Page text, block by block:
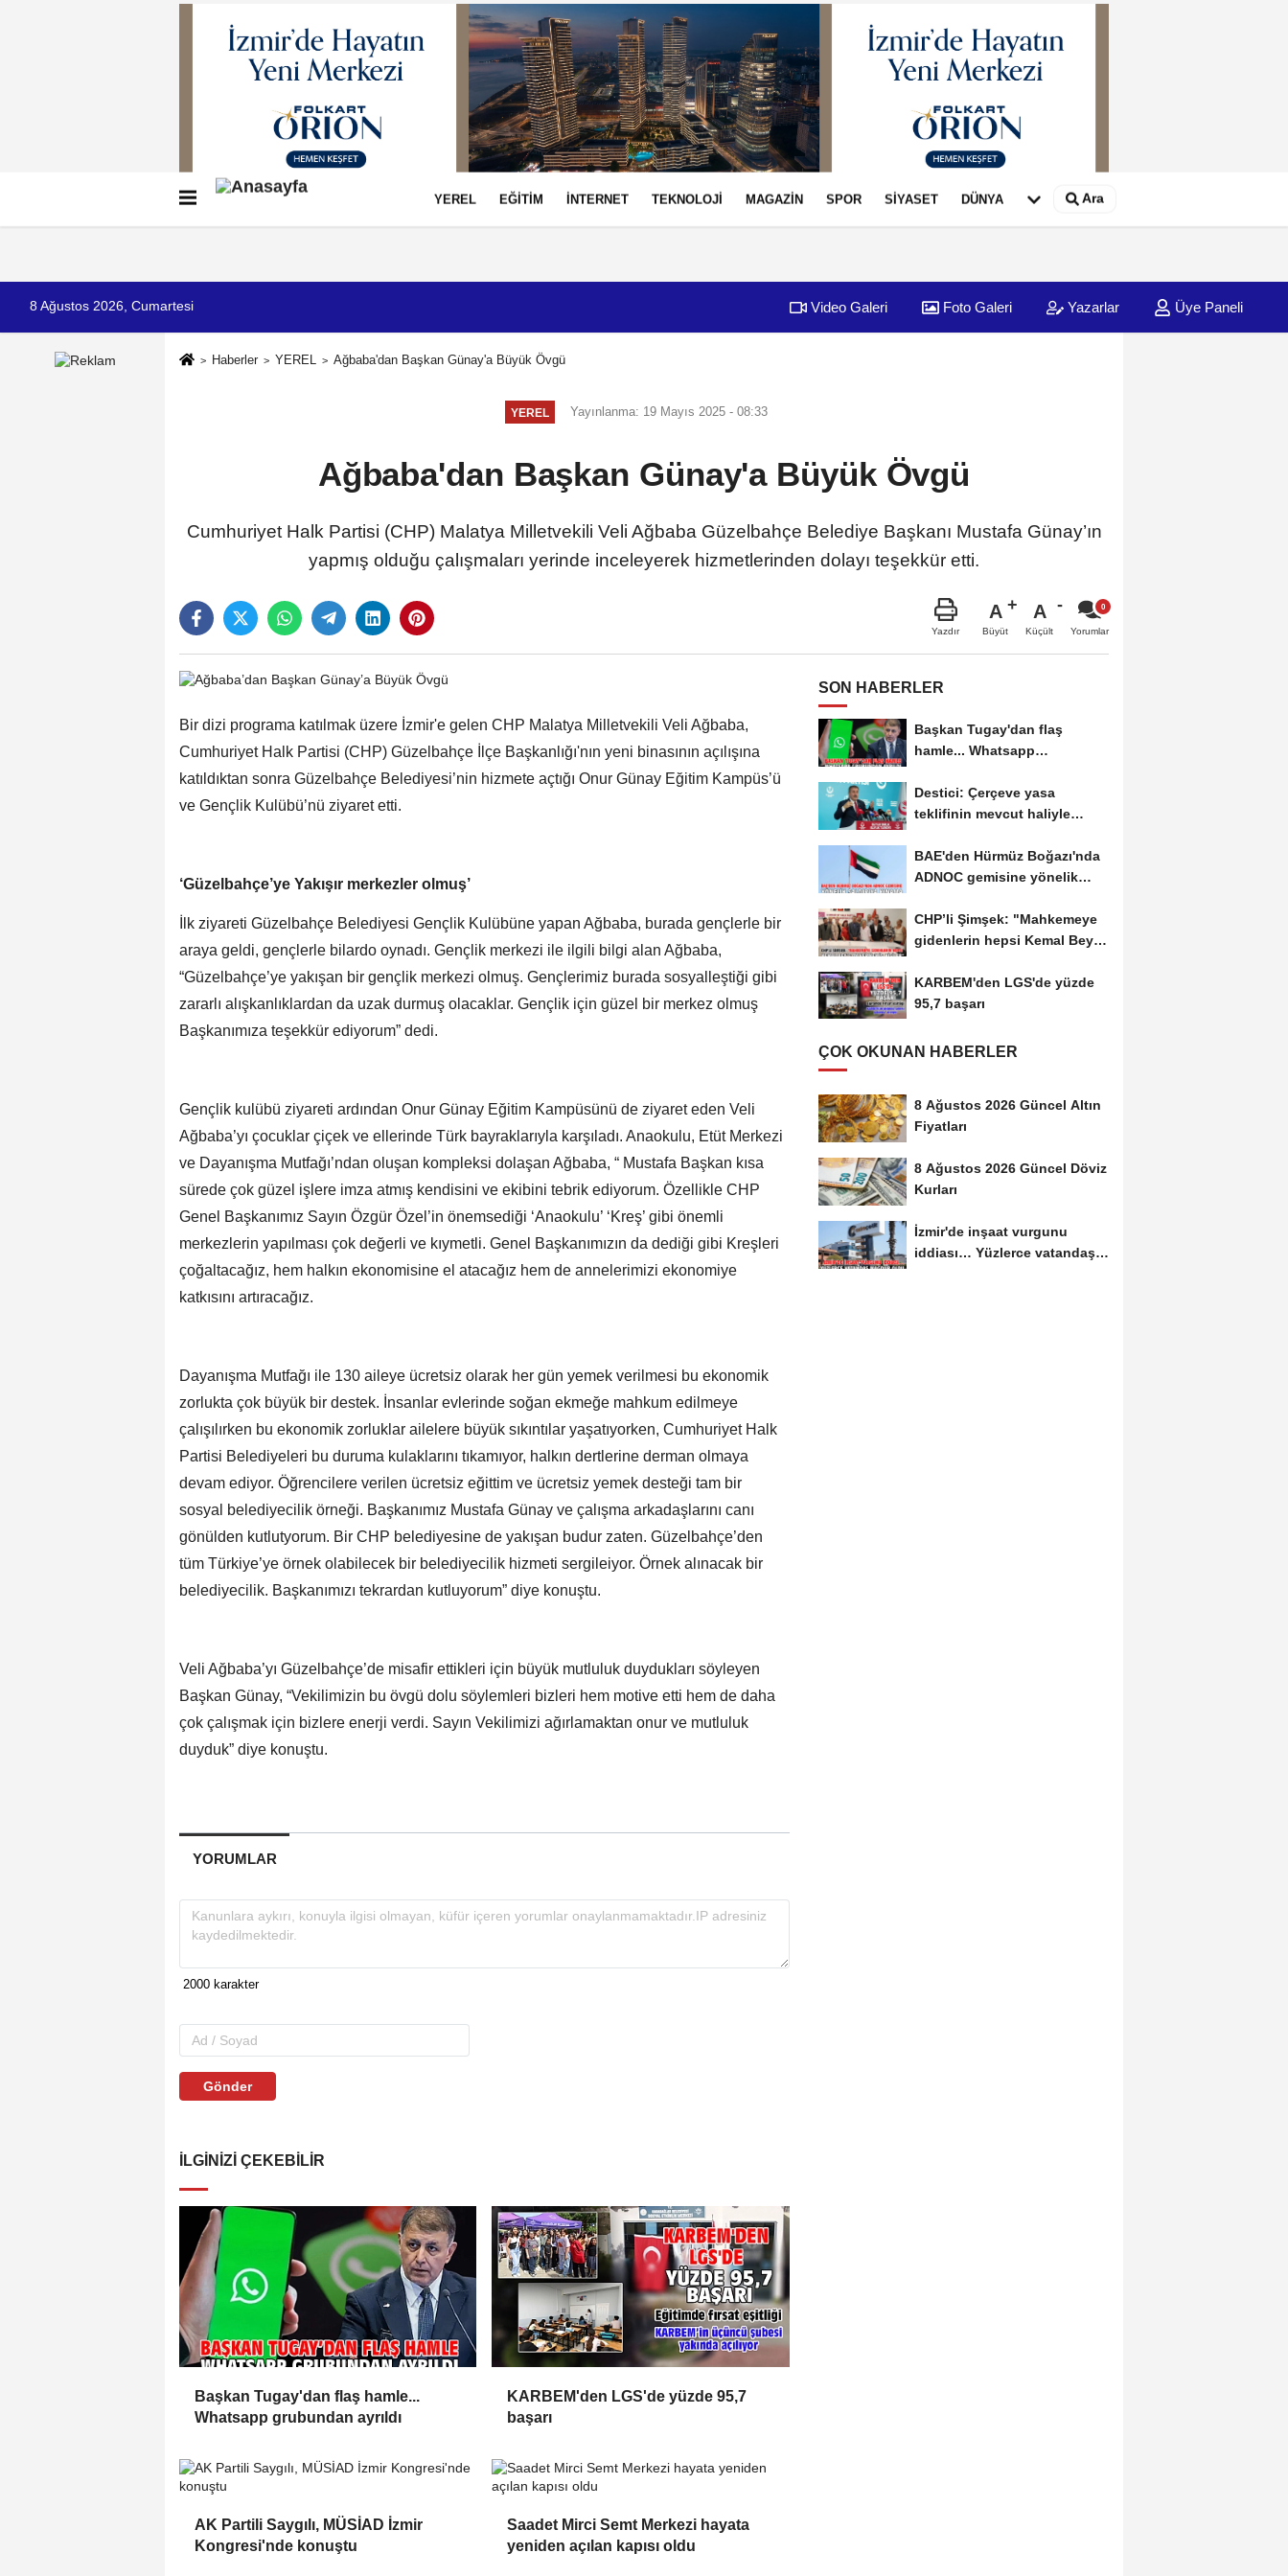
Künye Gizlilik İlkeleri
YEREL EĞİTİM İNTERNET TEKNOLOJİ MAGAZİN SPOR SİYASET DÜNYA Ara
8 Ağustos 2026, Cumartesi Video Galeri Foto Galeri Yazarlar Üye Paneli
Haberler YEREL Ağbaba'dan Başkan Günay'a Büyük Övgü
YEREL Yayınlanma: 19 Mayıs 2025 - 08:33
Ağbaba'dan Başkan Günay'a Büyük Övgü
Cumhuriyet Halk Partisi (CHP) Malatya Milletvekili Veli Ağbaba Güzelbahçe Belediye Başkanı Mustafa Günay’ın
yapmış olduğu çalışmaları yerinde inceleyerek hizmetlerinden dolayı teşekkür etti.
Yazdır
A
Büyüt
A
Küçült Yorumlar
Bir dizi programa katılmak üzere İzmir'e gelen CHP Malatya Milletvekili Veli Ağbaba,
Cumhuriyet Halk Partisi (CHP) Güzelbahçe İlçe Başkanlığı'nın yeni binasının açılışına
katıldıktan sonra Güzelbahçe Belediyesi’nin hizmete açtığı Onur Günay Eğitim Kampüs’ü
ve Gençlik Kulübü’nü ziyaret etti.
‘Güzelbahçe’ye Yakışır merkezler olmuş’
İlk ziyareti Güzelbahçe Belediyesi Gençlik Kulübüne yapan Ağbaba, burada gençlerle bir
araya geldi, gençlerle bilardo oynadı. Gençlik merkezi ile ilgili bilgi alan Ağbaba,
“Güzelbahçe’ye yakışan bir gençlik merkezi olmuş. Gençlerimiz burada sosyalleştiği gibi
zararlı alışkanlıklardan da uzak durmuş olacaklar. Gençlik için güzel bir merkez olmuş
Başkanımıza teşekkür ediyorum” dedi.
Gençlik kulübü ziyareti ardından Onur Günay Eğitim Kampüsünü de ziyaret eden Veli
Ağbaba’yı çocuklar çiçek ve ellerinde Türk bayraklarıyla karşıladı. Anaokulu, Etüt Merkezi
ve Dayanışma Mutfağı’ndan oluşan kompleksi dolaşan Ağbaba, “ Mustafa Başkan kısa
sürede çok güzel işlere imza atmış kendisini ve ekibini tebrik ediyorum. Özellikle CHP
Genel Başkanımız Sayın Özgür Özel’in önemsediği ‘Anaokulu’ ‘Kreş’ gibi önemli
merkezlerin yapılması çok değerli ve kıymetli. Genel Başkanımızın da dediği gibi Kreşleri
çoğaltacağız, hem halkın ekonomisine el atacağız hem de annelerimizi ekonomiye
katkısını artıracağız.
Dayanışma Mutfağı ile 130 aileye ücretsiz olarak her gün yemek verilmesi bu ekonomik
zorlukta çok büyük bir destek. İnsanlar evlerinde soğan ekmeğe mahkum edilmeye
çalışılırken bu ekonomik zorluklar ailelere büyük sıkıntılar yaşatıyorken, Cumhuriyet Halk
Partisi Belediyeleri bu duruma kulaklarını tıkamıyor, halkın dertlerine derman olmaya
devam ediyor. Öğrencilere verilen ücretsiz eğittim ve ücretsiz yemek desteği tam bir
sosyal belediyecilik örneği. Başkanımız Mustafa Günay ve çalışma arkadaşlarını canı
gönülden kutlutyorum. Bir CHP belediyesine de yakışan budur zaten. Güzelbahçe’den
tüm Türkiye’ye örnek olabilecek bir belediyecilik hizmeti sergileiyor. Örnek alınacak bir
belediyecilik. Başkanımızı tekrardan kutluyorum” diye konuştu.
Veli Ağbaba’yı Güzelbahçe’de misafir ettikleri için büyük mutluluk duydukları söyleyen
Başkan Günay, “Vekilimizin bu övgü dolu söylemleri bizleri hem motive etti hem de daha
çok çalışmak için bizlere enerji verdi. Sayın Vekilimizi ağırlamaktan onur ve mutluluk
duyduk” diye konuştu.
YORUMLAR
Gönder
İLGINIZI ÇEKEBILIR
Başkan Tugay'dan flaş hamle...
Whatsapp grubundan ayrıldı
KARBEM'den LGS'de yüzde 95,7
başarı
AK Partili Saygılı, MÜSİAD İzmir
Kongresi'nde konuştu
Saadet Mirci Semt Merkezi hayata
yeniden açılan kapısı oldu
SON HABERLER
Başkan Tugay'dan flaş
hamle... Whatsapp
Destici: Çerçeve yasa
teklifinin mevcut haliyle
BAE'den Hürmüz Boğazı'nda
ADNOC gemisine yönelik
CHP’li Şimşek: "Mahkemeye
gidenlerin hepsi Kemal Bey’e
KARBEM'den LGS'de yüzde
95,7 başarı
ÇOK OKUNAN HABERLER
8 Ağustos 2026 Güncel Altın
Fiyatları
8 Ağustos 2026 Güncel Döviz
Kurları
İzmir'de inşaat vurgunu
iddiası… Yüzlerce vatandaş